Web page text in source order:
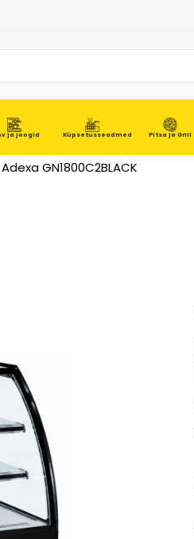
ja joogid Küpsetusseadmed Pitsa ja Grill
GN1800C2BLACK